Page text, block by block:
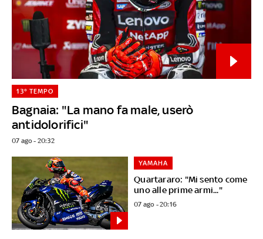
Bagnaia: "La mano fa male, userò
antidolorifici"
13° TEMPO
07 ago - 20:32
Quartararo: "Mi sento come
uno alle prime armi..."
YAMAHA
07 ago - 20:16